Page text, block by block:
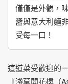
僅僅是外觀，
醬與意大利麵
受每一口！
這道菜受歡迎的
『淺草開花樓（